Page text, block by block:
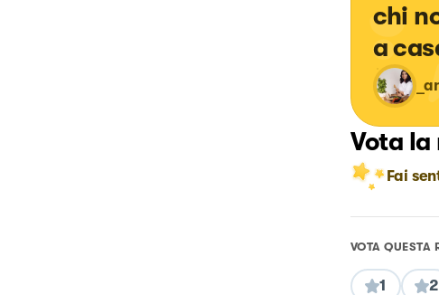
chi
a
Vota
Fai
VOTA QUESTA
1 2